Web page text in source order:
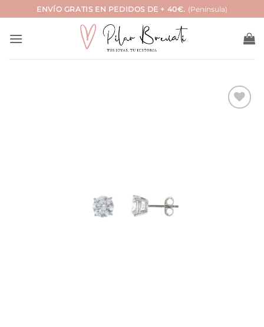
al
contenido
ENVÍO GRATIS EN PEDIDOS DE + 40€. (Península)